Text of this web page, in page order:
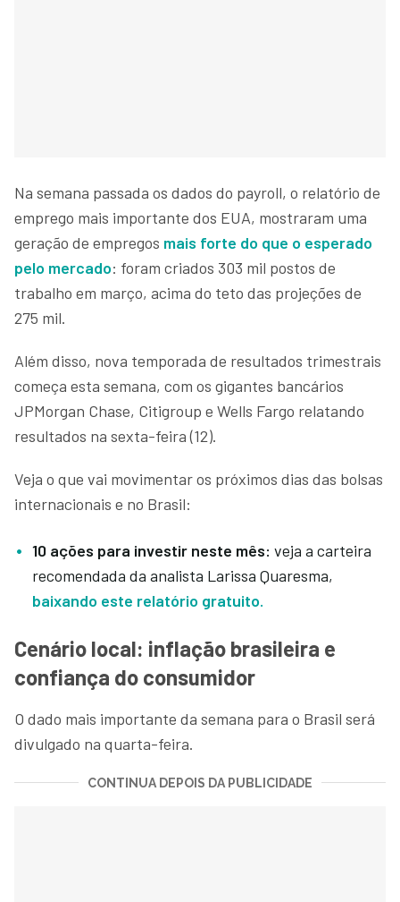
Na semana passada os dados do payroll, o relatório de
emprego mais importante dos EUA, mostraram uma
geração de empregos mais forte do que o esperado
pelo mercado: foram criados 303 mil postos de
trabalho em março, acima do teto das projeções de
275 mil.
Além disso, nova temporada de resultados trimestrais
começa esta semana, com os gigantes bancários
JPMorgan Chase, Citigroup e Wells Fargo relatando
resultados na sexta-feira (12).
Veja o que vai movimentar os próximos dias das bolsas
internacionais e no Brasil:
10 ações para investir neste mês: veja a carteira
recomendada da analista Larissa Quaresma,
baixando este relatório gratuito.
Cenário local: inflação brasileira e
confiança do consumidor
O dado mais importante da semana para o Brasil será
divulgado na quarta-feira.
CONTINUA DEPOIS DA PUBLICIDADE